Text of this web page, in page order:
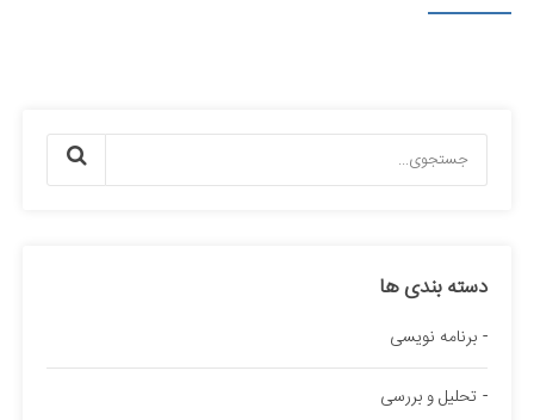
دسته بندی ها
برنامه نویسی
تحلیل و بررسی